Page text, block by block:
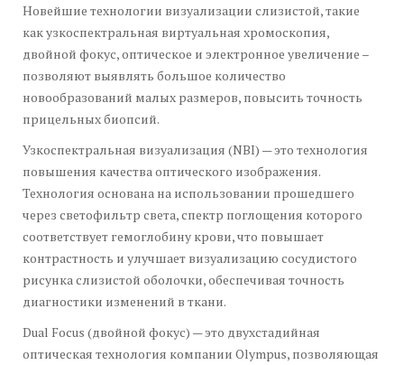
Новейшие технологии визуализации слизистой, такие
как узкоспектральная виртуальная хромоскопия,
двойной фокус, оптическое и электронное увеличение –
позволяют выявлять большое количество
новообразований малых размеров, повысить точность
прицельных биопсий.
Узкоспектральная визуализация (NBI) — это технология
повышения качества оптического изображения.
Технология основана на использовании прошедшего
через светофильтр света, спектр поглощения которого
соответствует гемоглобину крови, что повышает
контрастность и улучшает визуализацию сосудистого
рисунка слизистой оболочки, обеспечивая точность
диагностики изменений в ткани.
Dual Focus (двойной фокус) — это двухстадийная
оптическая технология компании Olympus, позволяющая